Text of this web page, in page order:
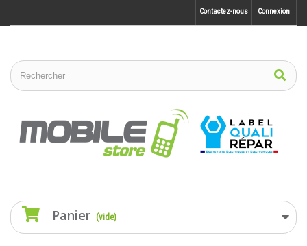
Connexion
Contactez-nous
Panier (vide)